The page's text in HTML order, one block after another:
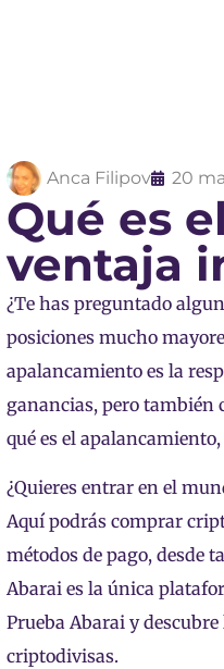
Anca Filipov 20
Qué es
ventaja
¿Te has preguntado
posiciones mucho
apalancamiento es la
ganancias, pero también
qué es el
¿Quieres entrar en el
Aquí podrás comprar
métodos de pago, desde
Abarai es la única
Prueba Abarai y
criptodivisas.